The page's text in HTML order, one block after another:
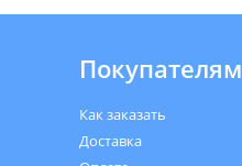
Покупателям
Как заказать
Доставка